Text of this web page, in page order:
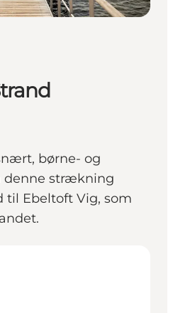
børne- og
denne strækning
til Ebeltoft Vig, som